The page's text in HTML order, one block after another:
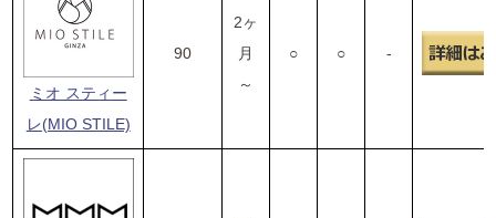
ミオ スティー
レ(MIO STILE)
90
2ヶ
月
～
○ ○ -